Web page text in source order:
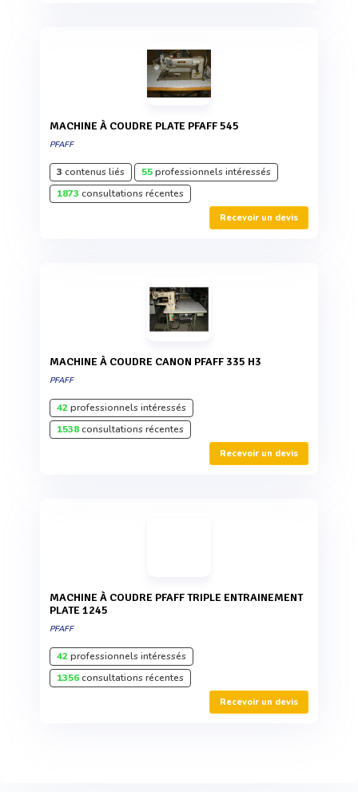
MACHINE À COUDRE PLATE PFAFF 545
PFAFF
3 contenus liés 55professionnels intéressés
1873 consultations récentes
Recevoir un devis
MACHINE À COUDRE CANON PFAFF 335 H3
PFAFF
42professionnels intéressés
1538consultations récentes
Recevoir un devis
MACHINE À COUDRE PFAFF TRIPLE ENTRAINEMENT
PLATE 1245
PFAFF
42professionnels intéressés
1356consultations récentes
Recevoir un devis